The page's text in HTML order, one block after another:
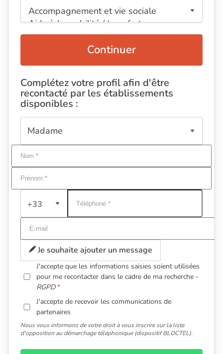
Continuer
Complétez votre profil afin d'être
recontacté par les établissements
disponibles :
+33
Je souhaite ajouter un message
J'accepte que les informations saisies soient utilisées
pour me recontacter dans le cadre de ma recherche -
RGPD
J'accepte de recevoir les communications de
partenaires
Nous vous informons de votre droit à vous inscrire sur la liste
d'opposition au démarchage téléphonique (dispositif BLOCTEL).